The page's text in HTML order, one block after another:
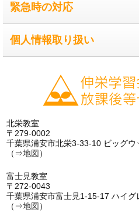
緊急時の対応
個人情報取り扱い
北栄教室
〒279-0002
千葉県浦安市北栄3-33-10 ビッグウ
（⇒地図 ）
富士見教室
〒272-0043
千葉県浦安市富士見1-15-17 ハイグ
（⇒地図 ）